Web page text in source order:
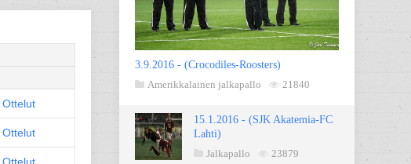
Ottelut
Ottelut
3.9.2016 - (Crocodiles-Roosters)
Amerikkalainen jalkapallo
21840
15.1.2016 - (SJK Akatemia-FC
Lahti)
Jalkapallo
23879